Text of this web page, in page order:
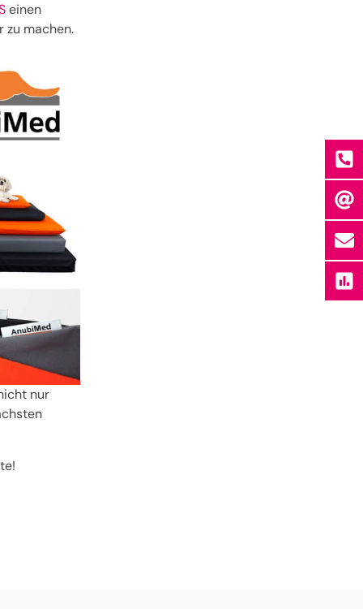
einen
zu machen.
nur